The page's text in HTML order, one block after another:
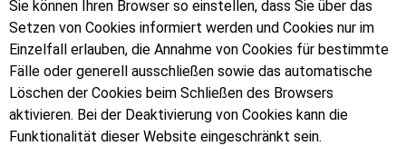
Sie können Ihren Browser so einstellen, dass Sie über das
Setzen von Cookies informiert werden und Cookies nur im
Einzelfall erlauben, die Annahme von Cookies für bestimmte
Fälle oder generell ausschließen sowie das automatische
Löschen der Cookies beim Schließen des Browsers
aktivieren. Bei der Deaktivierung von Cookies kann die
Funktionalität dieser Website eingeschränkt sein.